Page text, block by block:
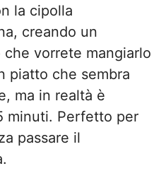
la cipolla
creando un
vorrete mangiarlo
piatto che sembra
ma in realtà è
minuti. Perfetto per
passare il